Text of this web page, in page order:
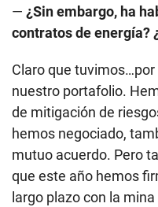
— ¿Sin embargo, ha
contratos de energía?
Claro que
nuestro portafolio.
de mitigación de
hemos negociado,
mutuo acuerdo. Pero
que este año hemos
largo plazo con la